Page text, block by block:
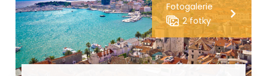
Fotogalerie
2 fotky